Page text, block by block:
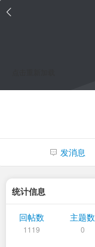
发消息
统计信息
回帖数
1119
主题数
0